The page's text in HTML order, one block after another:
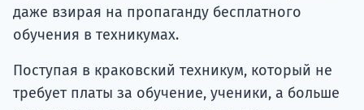
даже взирая на пропаганду бесплатного
обучения в техникумах.
Поступая в краковский техникум, который не
требует платы за обучение, ученики, а больше